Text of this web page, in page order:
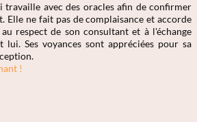
travaille avec des oracles afin de confirmer
Elle ne fait pas de complaisance et accorde
respect de son consultant et à l'échange
Ses voyances sont appréciées pour sa
!